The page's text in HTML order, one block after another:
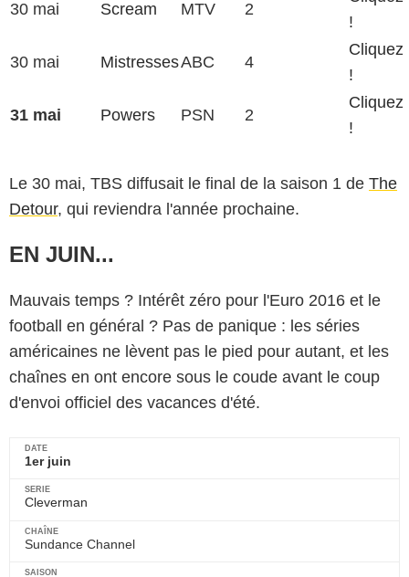
30 mai Scream MTV 2
!
30 mai MistressesABC 4
Cliquez
!
31 mai Powers PSN 2
Cliquez
!
Le 30 mai, TBS diffusait le final de la saison 1 de The
Detour, qui reviendra l'année prochaine.
EN JUIN...
Mauvais temps ? Intérêt zéro pour l'Euro 2016 et le
football en général ? Pas de panique : les séries
américaines ne lèvent pas le pied pour autant, et les
chaînes en ont encore sous le coude avant le coup
d'envoi officiel des vacances d'été.
1er juin
Cleverman
Sundance Channel